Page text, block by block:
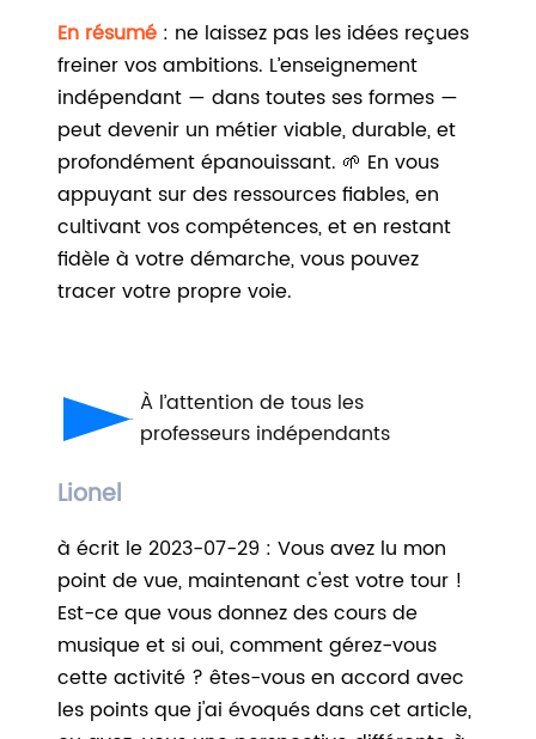
En résumé : ne laissez pas les idées reçues
freiner vos ambitions. L’enseignement
indépendant — dans toutes ses formes —
peut devenir un métier viable, durable, et
profondément épanouissant. 🌱 En vous
appuyant sur des ressources fiables, en
cultivant vos compétences, et en restant
fidèle à votre démarche, vous pouvez
tracer votre propre voie.
À l’attention de tous les
professeurs indépendants
Lionel
à écrit le 2023-07-29 : Vous avez lu mon
point de vue, maintenant c'est votre tour !
Est-ce que vous donnez des cours de
musique et si oui, comment gérez-vous
cette activité ? êtes-vous en accord avec
les points que j'ai évoqués dans cet article,